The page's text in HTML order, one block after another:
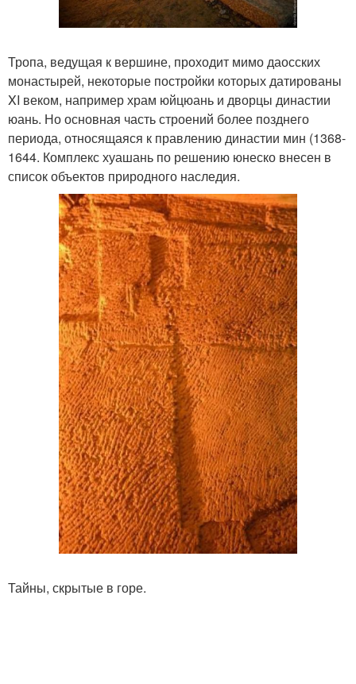
Тропа, ведущая к вершине, проходит мимо даосских
монастырей, некоторые постройки которых датированы
XI веком, например храм юйцюань и дворцы династии
юань. Но основная часть строений более позднего
периода, относящаяся к правлению династии мин (1368-
1644. Комплекс хуашань по решению юнеско внесен в
список объектов природного наследия.
Тайны, скрытые в горе.